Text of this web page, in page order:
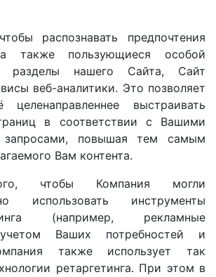
распознавать предпочтения
а также пользующиеся особой
разделы нашего Сайта, Сайт
веб-аналитики. Это позволяет
выстраивать
в соответствии с Вашими
запросами, повышая тем самым
Вам контента.
чтобы Компания могли
использовать инструменты
(например, рекламные
Ваших потребностей и
также использует так
ретаргетинга. При этом в